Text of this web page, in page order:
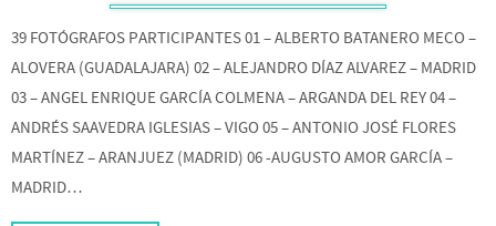
39 FOTÓGRAFOS PARTICIPANTES 01 – ALBERTO BATANERO MECO –
ALOVERA (GUADALAJARA) 02 – ALEJANDRO DÍAZ ALVAREZ – MADRID
03 – ANGEL ENRIQUE GARCÍA COLMENA – ARGANDA DEL REY 04 –
ANDRÉS SAAVEDRA IGLESIAS – VIGO 05 – ANTONIO JOSÉ FLORES
MARTÍNEZ – ARANJUEZ (MADRID) 06 -AUGUSTO AMOR GARCÍA –
MADRID…